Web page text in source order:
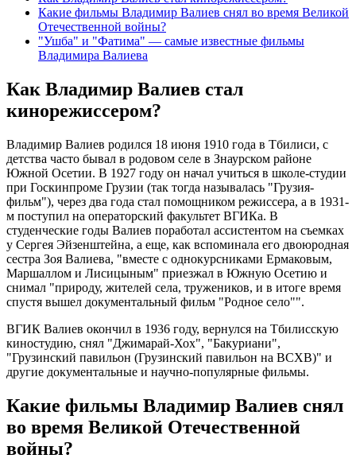
Какие фильмы Владимир Валиев снял во время Великой
Отечественной войны?
"Ушба" и "Фатима" — самые известные фильмы
Владимира Валиева
Как Владимир Валиев стал
кинорежиссером?
Владимир Валиев родился 18 июня 1910 года в Тбилиси, с
детства часто бывал в родовом селе в Знаурском районе
Южной Осетии. В 1927 году он начал учиться в школе-студии
при Госкинпроме Грузии (так тогда называлась "Грузия-
фильм"), через два года стал помощником режиссера, а в 1931-
м поступил на операторский факультет ВГИКа. В
студенческие годы Валиев поработал ассистентом на съемках
у Сергея Эйзенштейна, а еще, как вспоминала его двоюродная
сестра Зоя Валиева, "вместе с однокурсниками Ермаковым,
Маршаллом и Лисицыным" приезжал в Южную Осетию и
снимал "природу, жителей села, тружеников, и в итоге время
спустя вышел документальный фильм "Родное село"".
ВГИК Валиев окончил в 1936 году, вернулся на Тбилисскую
киностудию, снял "Джимарай-Хох", "Бакуриани",
"Грузинский павильон (Грузинский павильон на ВСХВ)" и
другие документальные и научно-популярные фильмы.
Какие фильмы Владимир Валиев снял
во время Великой Отечественной
войны?